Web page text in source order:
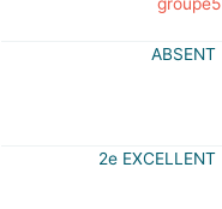
ABSENT
2e EXCELLENT